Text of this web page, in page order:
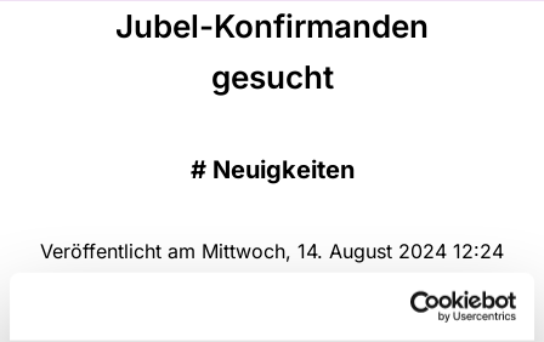
Jubel-Konfirmanden
gesucht
# Neuigkeiten
Veröffentlicht am Mittwoch, 14. August 2024 12:24